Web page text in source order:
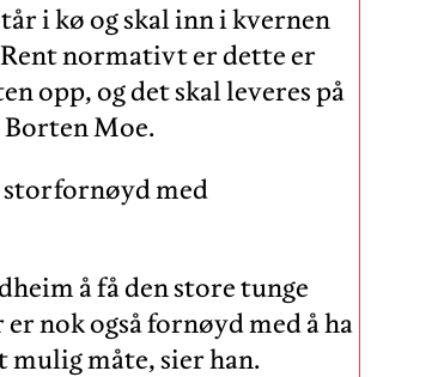
i kø og skal inn i kvernen
normativt er dette er
opp, og det skal leveres på
Moe.
storfornøyd med
å få den store tunge
nok også fornøyd med å ha
mulig måte, sier han.